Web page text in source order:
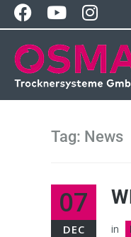
Tag: News
07
DEC in